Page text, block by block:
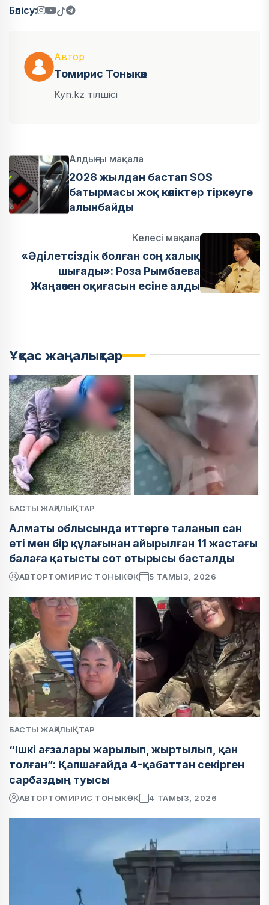
Бөлісу:
Автор
Томирис Тоныкөк
Kyn.kz тілшісі
Алдыңғы мақала
2028 жылдан бастап SOS
батырмасы жоқ көліктер тіркеуге
алынбайды
Келесі мақала
«Әділетсіздік болған соң халық
шығады»: Роза Рымбаева
Жаңаөзен оқиғасын есіне алды
Ұқсас жаңалықтар
БАСТЫ ЖАҢАЛЫҚТАР
Алматы облысында иттерге таланып сан
еті мен бір құлағынан айырылған 11 жастағы
балаға қатысты сот отырысы басталды
АВТОРТОМИРИС ТОНЫКӨК 5 ТАМЫЗ, 2026
БАСТЫ ЖАҢАЛЫҚТАР
“Ішкі ағзалары жарылып, жыртылып, қан
толған”: Қапшағайда 4-қабаттан секірген
сарбаздың туысы
АВТОРТОМИРИС ТОНЫКӨК 4 ТАМЫЗ, 2026